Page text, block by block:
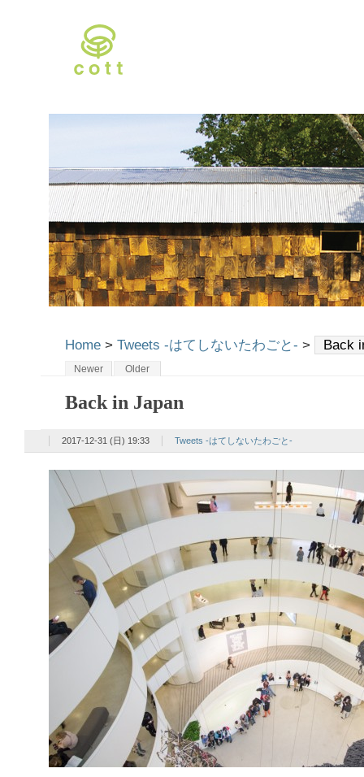
Home > Tweets -はてしないたわごと- > Back
Newer Older
Back in Japan
2017-12-31 (日) 19:33 Tweets -はてしないたわごと-